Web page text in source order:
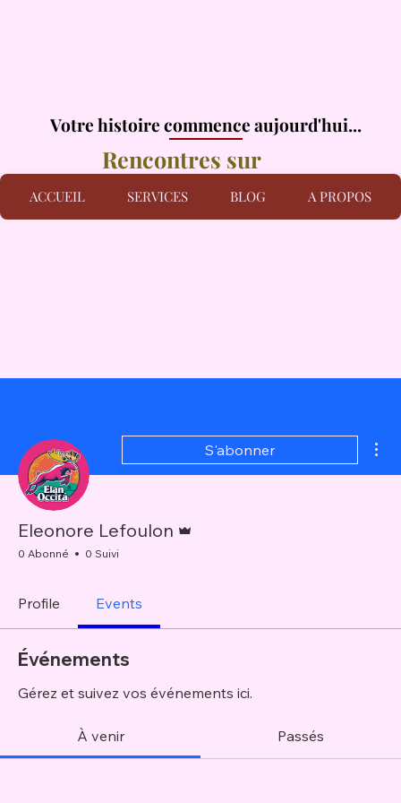
Votre histoire commence aujourd'hui...
Votre histoire commence aujourd'hui...
Rencontres sur
mesures
ACCUEIL SERVICES BLOG A PROPOS
S'abonner
Eleonore Lefoulon
0 Abonné 0 Suivi
Profile Events
Événements
Gérez et suivez vos événements ici.
À venir Passés